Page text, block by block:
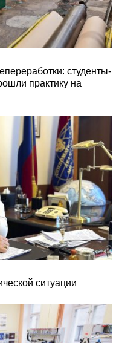
студенты-
практику на
ситуации